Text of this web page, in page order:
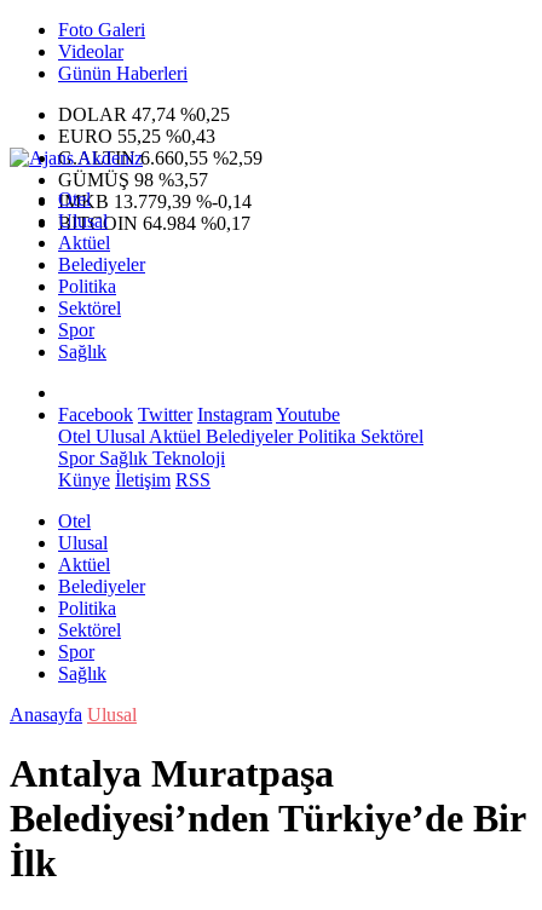
Foto Galeri
Videolar
Günün Haberleri
DOLAR 47,74 %0,25
EURO 55,25 %0,43
G.ALTIN6.660,55 %2,59
GÜMÜŞ 98 %3,57
IMKB 13.779,39 %-0,14
BITCOIN 64.984 %0,17
Otel
Ulusal
Aktüel
Belediyeler
Politika
Sektörel
Spor
Sağlık
Facebook Twitter InstagramYoutube
Otel Ulusal Aktüel BelediyelerPolitika Sektörel
SporSağlık Teknoloji
Künye İletişim RSS
Otel
Ulusal
Aktüel
Belediyeler
Politika
Sektörel
Spor
Sağlık
Anasayfa Ulusal
Antalya Muratpaşa
Belediyesi’nden Türkiye’de Bir
İlk